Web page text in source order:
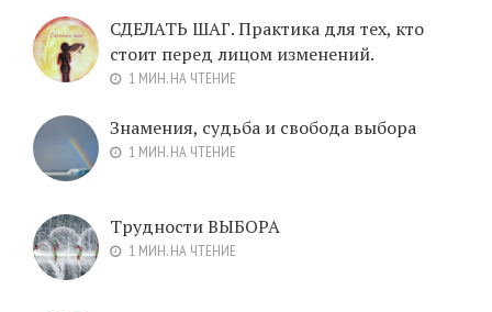
СДЕЛАТЬ ШАГ. Практика для тех, кто
стоит перед лицом изменений.
1 МИН. НА ЧТЕНИЕ
Знамения, судьба и свобода выбора
1 МИН. НА ЧТЕНИЕ
Трудности ВЫБОРА
1 МИН. НА ЧТЕНИЕ